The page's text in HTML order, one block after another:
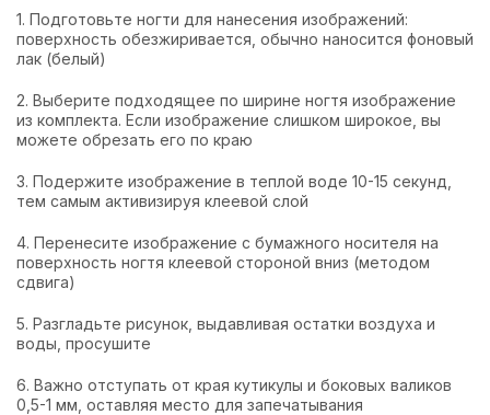
1. Подготовьте ногти для нанесения изображений:
поверхность обезжиривается, обычно наносится фоновый
лак (белый)
2. Выберите подходящее по ширине ногтя изображение
из комплекта. Если изображение слишком широкое, вы
можете обрезать его по краю
3. Подержите изображение в теплой воде 10-15 секунд,
тем самым активизируя клеевой слой
4. Перенесите изображение с бумажного носителя на
поверхность ногтя клеевой стороной вниз (методом
сдвига)
5. Разгладьте рисунок, выдавливая остатки воздуха и
воды, просушите
6. Важно отступать от края кутикулы и боковых валиков
0,5-1 мм, оставляя место для запечатывания